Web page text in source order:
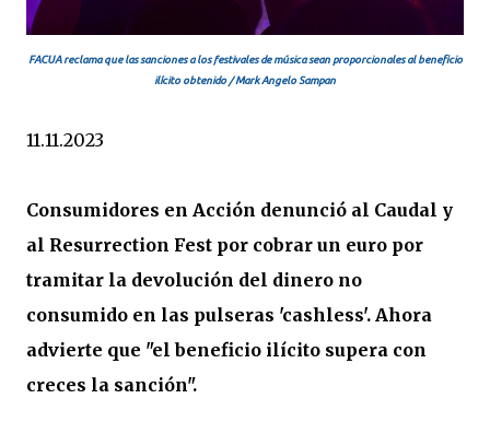
FACUA reclama que las sanciones a los festivales de música sean proporcionales al beneficio
ilícito obtenido / Mark Angelo Sampan
11.11.2023
Consumidores en Acción denunció al Caudal y
al Resurrection Fest por cobrar un euro por
tramitar la devolución del dinero no
consumido en las pulseras 'cashless'. Ahora
advierte que "el beneficio ilícito supera con
creces la sanción".